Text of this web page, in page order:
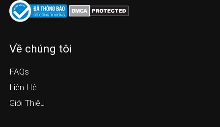
Về chúng tôi
FAQs
Liên Hệ
Giới Thiệu